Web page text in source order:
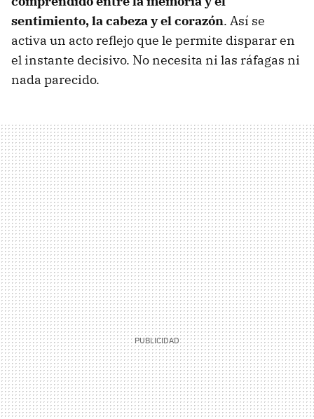
sentimiento, la cabeza y el corazón. Así se
activa un acto reflejo que le permite disparar en
el instante decisivo. No necesita ni las ráfagas ni
nada parecido.